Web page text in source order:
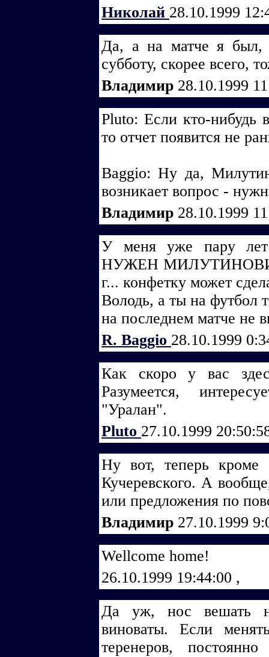
Николай 28.10.1999
Да, а на матче я был,
субботу, скорее всего,
Владимир 28.10.1999
Pluto: Если кто-нибудь
то отчет появится не
Baggio: Ну да,
возникает вопрос -
Владимир 28.10.1999
У меня уже пару
НУЖЕН
г... конфетку может
Володь, а ты на футбол
на последнем матче не
R. Baggio 28.10.1999
Как скоро у вас
Разумеется,
"Уралан".
Pluto 27.10.1999
Ну вот, теперь
Кучеревского. А
или предложения по
Владимир 27.10.1999
Wellcome home!
26.10.1999 19:44:00 ,
Да уж, нос вешать
виноваты. Если
теренеров,